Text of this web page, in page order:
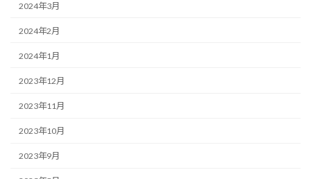
2024年3月
2024年2月
2024年1月
2023年12月
2023年11月
2023年10月
2023年9月